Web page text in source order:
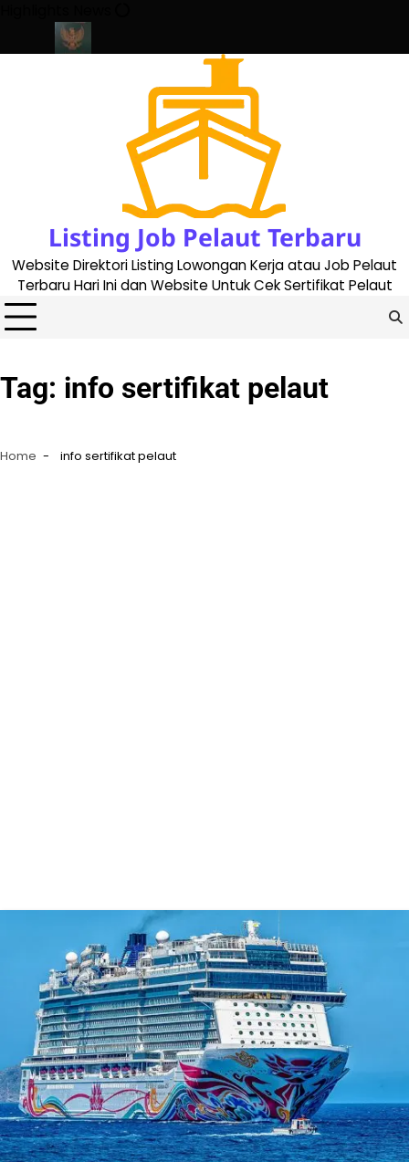
content
Listing Job Pelaut Terbaru
Website Direktori Listing Lowongan Kerja atau Job Pelaut
Terbaru Hari Ini dan Website Untuk Cek Sertifikat Pelaut
Tag: info sertifikat pelaut
Home info sertifikat pelaut